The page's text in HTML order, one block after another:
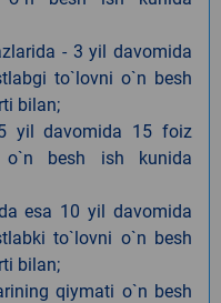
- 3 yil davomida
to`lovni o`n besh
bilan;
yil davomida 15 foiz
o`n besh ish kunida
esa 10 yil davomida
to`lovni o`n besh
bilan;
qiymati o`n besh